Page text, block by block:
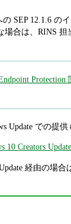
の SEP 12.1.6
合は、RINS 担
Update での提
10 Creators
経由の場